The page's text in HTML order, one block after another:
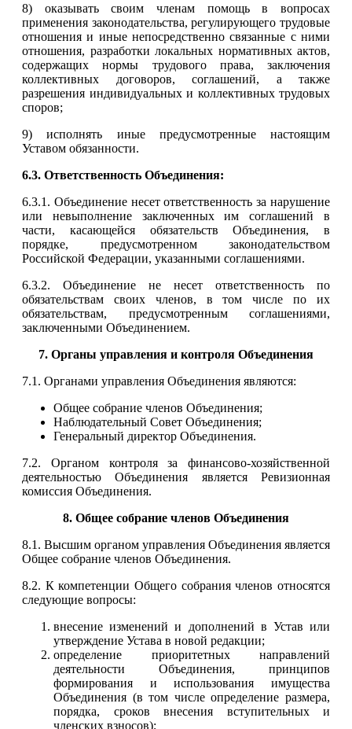
8) оказывать своим членам помощь в вопросах
применения законодательства, регулирующего трудовые
отношения и иные непосредственно связанные с ними
отношения, разработки локальных нормативных актов,
содержащих нормы трудового права, заключения
коллективных договоров, соглашений, а также
разрешения индивидуальных и коллективных трудовых
споров;
9) исполнять иные предусмотренные настоящим
Уставом обязанности.
6.3. Ответственность Объединения:
6.3.1. Объединение несет ответственность за нарушение
или невыполнение заключенных им соглашений в
части, касающейся обязательств Объединения, в
порядке, предусмотренном законодательством
Российской Федерации, указанными соглашениями.
6.3.2. Объединение не несет ответственность по
обязательствам своих членов, в том числе по их
обязательствам, предусмотренным соглашениями,
заключенными Объединением.
7. Органы управления и контроля Объединения
7.1. Органами управления Объединения являются:
Общее собрание членов Объединения;
Наблюдательный Совет Объединения;
Генеральный директор Объединения.
7.2. Органом контроля за финансово-хозяйственной
деятельностью Объединения является Ревизионная
комиссия Объединения.
8. Общее собрание членов Объединения
8.1. Высшим органом управления Объединения является
Общее собрание членов Объединения.
8.2. К компетенции Общего собрания членов относятся
следующие вопросы:
внесение изменений и дополнений в Устав или
утверждение Устава в новой редакции;
определение приоритетных направлений
деятельности Объединения, принципов
формирования и использования имущества
Объединения (в том числе определение размера,
порядка, сроков внесения вступительных и
членских взносов);